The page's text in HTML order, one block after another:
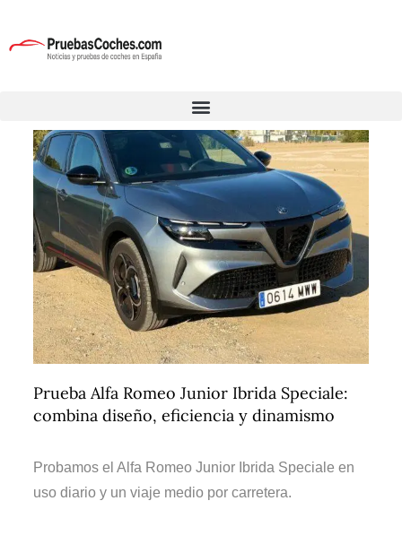
Prueba Alfa Romeo Junior Ibrida Speciale:
combina diseño, eficiencia y dinamismo
Probamos el Alfa Romeo Junior Ibrida Speciale en
uso diario y un viaje medio por carretera.